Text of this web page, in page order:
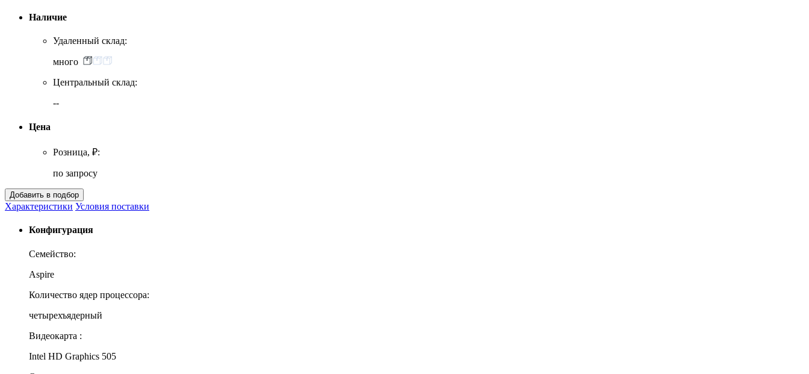
Наличие
Удаленный склад:
много
Центральный склад:
--
Цена
Розница, ₽:
по запросу
Характеристики Условия поставки
Конфигурация
Семейство:
Aspire
Количество ядер процессора:
четырехъядерный
Видеокарта :
Intel HD Graphics 505